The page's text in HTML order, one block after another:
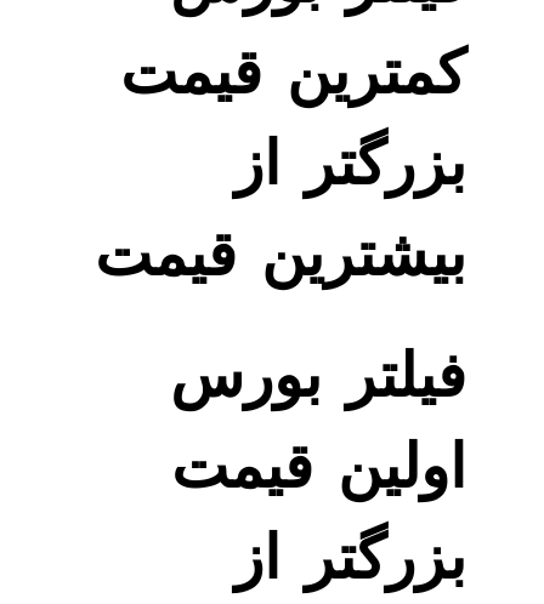
کمترین قیمت
بزرگتر از
بیشترین قیمت
فیلتر بورس
اولین قیمت
بزرگتر از